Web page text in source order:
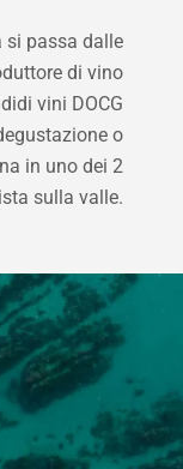
si passa dalle
di vino
vini DOCG
o
in uno dei 2
sulla valle.